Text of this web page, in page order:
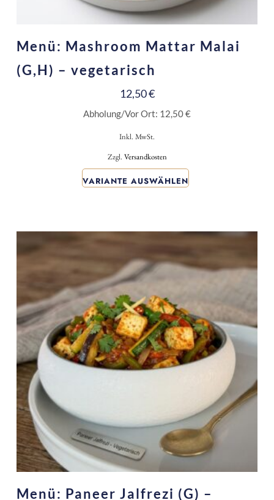
Menü: Mashroom Mattar Malai
(G,H) – vegetarisch
12,50€
Abholung/Vor Ort: 12,50€
Inkl. MwSt.
Zzgl. Versandkosten
VARIANTE AUSWÄHLEN
Menü: Paneer Jalfrezi (G) –